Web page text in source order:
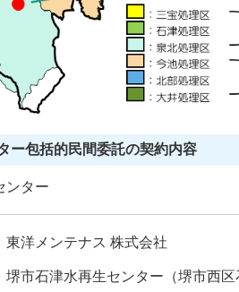
ー包括的民間委託の契約内容
ンター
東洋メンテナス 株式会社
堺市石津水再生センター（堺市西区